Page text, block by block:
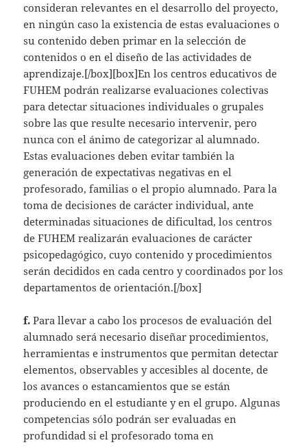
consideran relevantes en el desarrollo del proyecto,
en ningún caso la existencia de estas evaluaciones o
su contenido deben primar en la selección de
contenidos o en el diseño de las actividades de
aprendizaje.[/box][box]En los centros educativos de
FUHEM podrán realizarse evaluaciones colectivas
para detectar situaciones individuales o grupales
sobre las que resulte necesario intervenir, pero
nunca con el ánimo de categorizar al alumnado.
Estas evaluaciones deben evitar también la
generación de expectativas negativas en el
profesorado, familias o el propio alumnado. Para la
toma de decisiones de carácter individual, ante
determinadas situaciones de dificultad, los centros
de FUHEM realizarán evaluaciones de carácter
psicopedagógico, cuyo contenido y procedimientos
serán decididos en cada centro y coordinados por los
departamentos de orientación.[/box]
f.Para llevar a cabo los procesos de evaluación del
alumnado será necesario diseñar procedimientos,
herramientas e instrumentos que permitan detectar
elementos, observables y accesibles al docente, de
los avances o estancamientos que se están
produciendo en el estudiante y en el grupo. Algunas
competencias sólo podrán ser evaluadas en
profundidad si el profesorado toma en